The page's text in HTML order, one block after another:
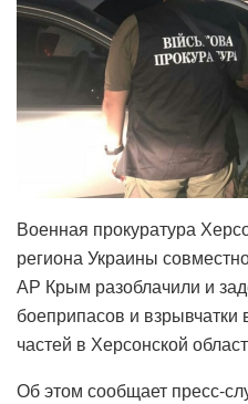
Военная прокуратура
региона Украины
АР Крым разоблачили и
боеприпасов и
частей в Херсонской
Об этом сообщает пресс-